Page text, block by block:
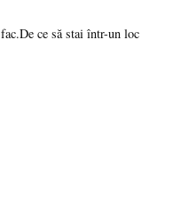
ce să stai într-un loc